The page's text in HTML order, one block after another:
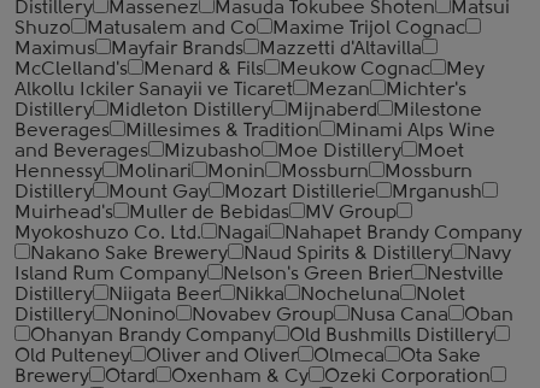
Distillery
Massenez Masuda Tokubee Shoten
Matsui
Shuzo
Matusalem and Co
Maxime Trijol Cognac
Maximus
Mayfair Brands
Mazzetti d'Altavilla
McClelland's
Menard & Fils Meukow Cognac
Mey
Alkollu Ickiler Sanayii ve Ticaret
Mezan
Michter's
Distillery
Midleton Distillery Mijnaberd
Milestone
Beverages
Millesimes & Tradition
Minami Alps Wine
and Beverages
Mizubasho Moe Distillery
Moet
Hennessy
Molinari Monin Mossburn
Mossburn
Distillery
Mount Gay Mozart Distillerie
Mrganush
Muirhead's
Muller de Bebidas
MV Group
Myokoshuzo Co. Ltd.
Nagai
Nahapet Brandy Company
Nakano Sake Brewery
Naud Spirits & Distillery
Navy
Island Rum Company
Nelson's Green Brier
Nestville
Distillery
Niigata Beer Nikka Nocheluna
Nolet
Distillery
Nonino Novabev Group Nusa Cana
Oban
Ohanyan Brandy Company
Old Bushmills Distillery
Old Pulteney
Oliver and Oliver Olmeca
Ota Sake
Brewery
Otard Oxenham & Cy
Ozeki Corporation